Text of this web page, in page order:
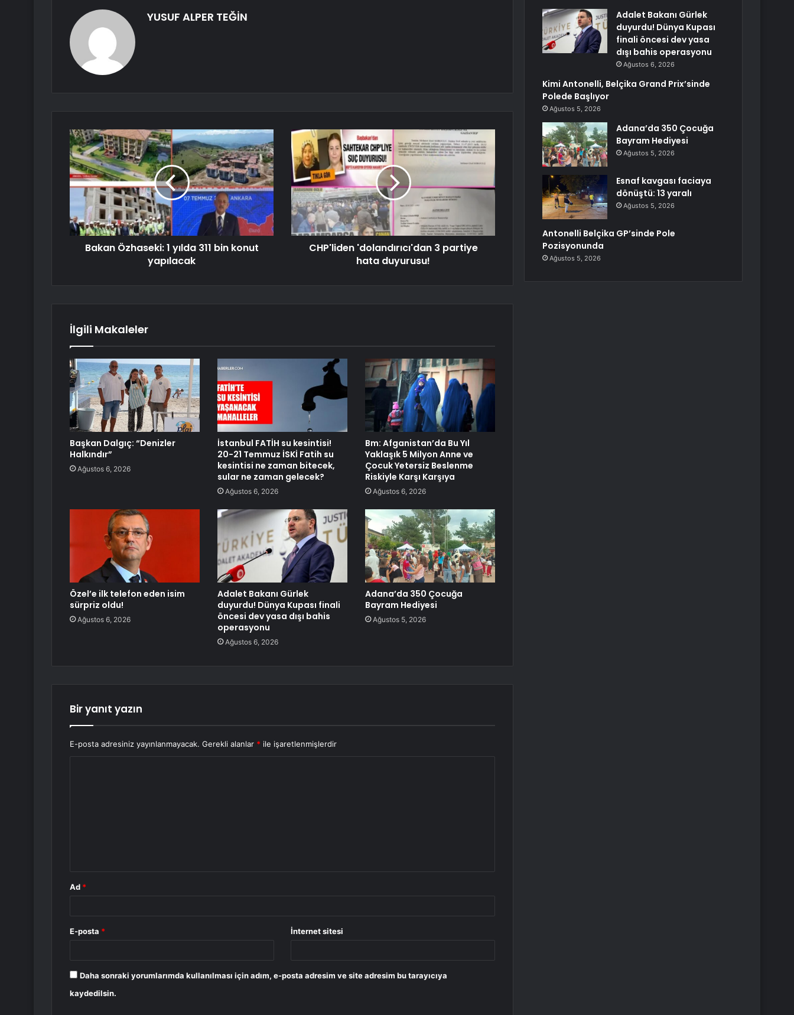
YUSUF ALPER TEĞİN
Bakan Özhaseki: 1 yılda 311 bin konut
yapılacak
CHP'liden 'dolandırıcı'dan 3 partiye
hata duyurusu!
İlgili Makaleler
Başkan Dalgıç: “Denizler
Halkındır”
Ağustos 6, 2026
İstanbul FATİH su kesintisi!
20-21 Temmuz İSKİ Fatih su
kesintisi ne zaman bitecek,
sular ne zaman gelecek?
Ağustos 6, 2026
Bm: Afganistan’da Bu Yıl
Yaklaşık 5 Milyon Anne ve
Çocuk Yetersiz Beslenme
Riskiyle Karşı Karşıya
Ağustos 6, 2026
Özel’e ilk telefon eden isim
sürpriz oldu!
Ağustos 6, 2026
Adalet Bakanı Gürlek
duyurdu! Dünya Kupası finali
öncesi dev yasa dışı bahis
operasyonu
Ağustos 6, 2026
Adana’da 350 Çocuğa
Bayram Hediyesi
Ağustos 5, 2026
Bir yanıt yazın
E-posta adresiniz yayınlanmayacak. Gerekli alanlar * ile işaretlenmişlerdir
Ad *
E-posta * İnternet sitesi
Daha sonraki yorumlarımda kullanılması için adım, e-posta adresim ve site adresim bu tarayıcıya
kaydedilsin.
Adalet Bakanı Gürlek
duyurdu! Dünya Kupası
finali öncesi dev yasa
dışı bahis operasyonu
Ağustos 6, 2026
Kimi Antonelli, Belçika Grand Prix’sinde
Polede Başlıyor
Ağustos 5, 2026
Adana’da 350 Çocuğa
Bayram Hediyesi
Ağustos 5, 2026
Esnaf kavgası faciaya
dönüştü: 13 yaralı
Ağustos 5, 2026
Antonelli Belçika GP’sinde Pole
Pozisyonunda
Ağustos 5, 2026